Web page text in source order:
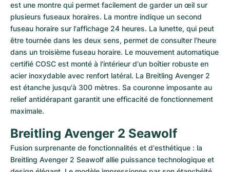
est une montre qui permet facilement de garder un œil sur
plusieurs fuseaux horaires. La montre indique un second
fuseau horaire sur l'affichage 24 heures. La lunette, qui peut
être tournée dans les deux sens, permet de consulter l’heure
dans un troisième fuseau horaire. Le mouvement automatique
certifié COSC est monté à l'intérieur d‘un boîtier robuste en
acier inoxydable avec renfort latéral. La Breitling Avenger 2
est étanche jusqu'à 300 mètres. Sa couronne imposante au
relief antidérapant garantit une efficacité de fonctionnement
maximale.
Breitling Avenger 2 Seawolf
Fusion surprenante de fonctionnalités et d'esthétique : la
Breitling Avenger 2 Seawolf allie puissance technologique et